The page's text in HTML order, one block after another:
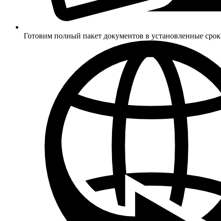
Готовим полный пакет документов в установленные